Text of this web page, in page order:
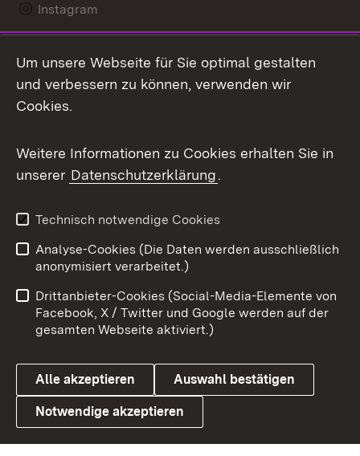
Instagram
Mastodon
Messenger
Social Wall
X / Twitter
Youtube
Link zum Landesportal
Benutzungshinweise
Barrierefreiheit
Datenschutz
Cookies
Um unsere Webseite für Sie optimal gestalten
und verbessern zu können, verwenden wir
Cookies.
Weitere Informationen zu Cookies erhalten Sie in
unserer Datenschutzerklärung.
Technisch notwendige Cookies
Analyse-Cookies (Die Daten werden ausschließlich
anonymisiert verarbeitet.)
Drittanbieter-Cookies (Social-Media-Elemente von
Facebook, X / Twitter und Google werden auf der
gesamten Webseite aktiviert.)
Alle akzeptieren Auswahl bestätigen
Notwendige akzeptieren